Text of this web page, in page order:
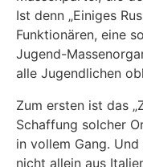
Ist denn „Einiges
Funktionären, eine
Jugend-
alle Jugendlichen
Zum ersten ist das
Schaffung solcher
in vollem Gang.
nicht allein aus